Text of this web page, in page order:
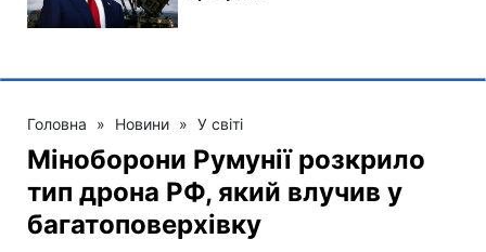
Головна » Новини » У світі
Міноборони Румунії розкрило
тип дрона РФ, який влучив у
багатоповерхівку